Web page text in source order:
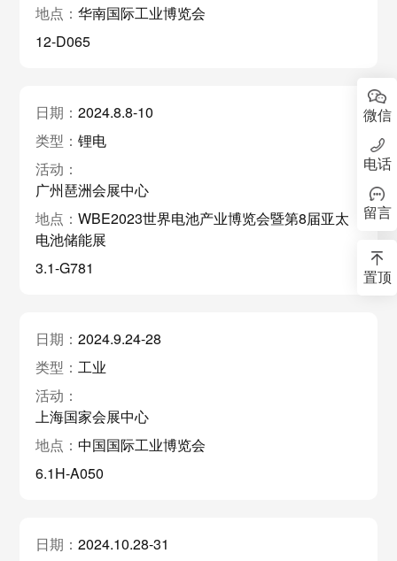
微信
电话
留言
置顶
华南国际工业博览会
12-D065
2024.8.8-10
锂电
广州琶洲会展中心
WBE2023世界电池产业博览会暨第8届亚太
电池储能展
3.1-G781
2024.9.24-28
工业
上海国家会展中心
中国国际工业博览会
6.1H-A050
2024.10.28-31